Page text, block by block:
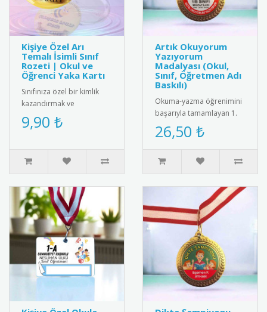
Kişiye Özel Arı
Temalı İsimli Sınıf
Rozeti | Okul ve
Öğrenci Yaka Kartı
Sınıfınıza özel bir kimlik
kazandırmak ve
öğrencilerinizi motive
etmek için harika bir yol!
9,90 ₺
Artık Okuyorum
Yazıyorum
Madalyası (Okul,
Sınıf, Öğretmen Adı
Baskılı)
Okuma-yazma öğrenimini
başarıyla tamamlayan 1.
sınıf öğrencilerini tebrik
etmek için tasarlanmış
öze..
26,50 ₺